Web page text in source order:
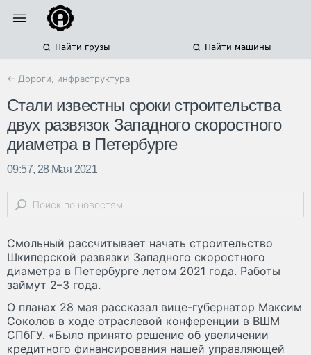
Найти грузы Найти машины
← Дороги, инфраструктура
Стали известны сроки строительства
двух развязок Западного скоростного
диаметра в Петербурге
09:57, 28 Мая 2021
Смольный рассчитывает начать строительство
Шкиперской развязки Западного скоростного
диаметра в Петербурге летом 2021 года. Работы
займут 2–3 года.
О планах 28 мая рассказал вице-губернатор Максим
Соколов в ходе отраслевой конференции в ВШМ
СПбГУ. «Было принято решение об увеличении
кредитного финансирования нашей управляющей